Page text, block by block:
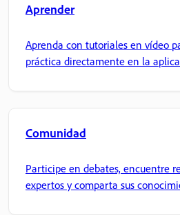
Aprender
Aprenda con tutoriales en vídeo
práctica directamente en la
Comunidad
Participe en debates, encuentre
expertos y comparta sus